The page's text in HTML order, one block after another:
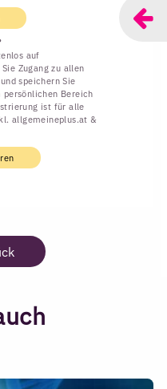
auf
Zugang zu allen
speichern Sie
Bereich
ist für alle
allgemeineplus.at &